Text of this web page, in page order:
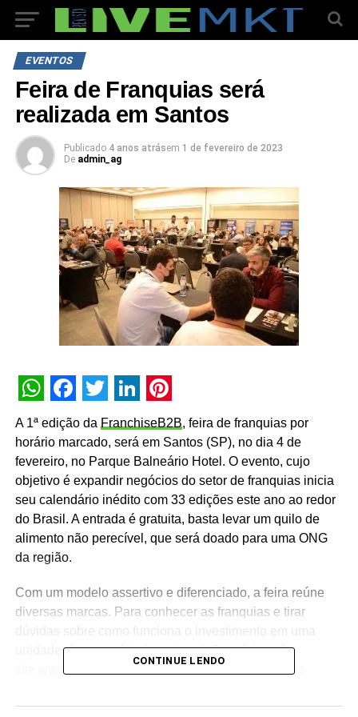
EVENTOS
Feira de Franquias será
realizada em Santos
Publicado 4 anos atrásem 1 de fevereiro de 2023
De admin_ag
WhatsApp
Facebook
Twitter
LinkedIn
Pinterest
A 1ª edição da FranchiseB2B, feira de franquias por
horário marcado, será em Santos (SP), no dia 4 de
fevereiro, no Parque Balneário Hotel. O evento, cujo
objetivo é expandir negócios do setor de franquias inicia
seu calendário inédito com 33 edições este ano ao redor
do Brasil. A entrada é gratuita, basta levar um quilo de
alimento não perecível, que será doado para uma ONG
da região.
Com um modelo assertivo e diferenciado, a feira reúne
diversas marcas. Para conhecer as franquias e tirar
dúvidas sobre como funciona o investimento em uma
unidade, é necessário fazer inscrição prévia pelo
www.franchiseb2b.com.br
. Além disso, grandes
discutem sobre o universo das franquias e auxiliam quem
CONTINUE LENDO